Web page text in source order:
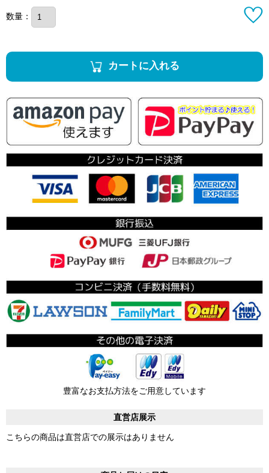
数量：
カートに入れる
豊富なお支払方法をご用意しています
直営店展示
こちらの商品は直営店での展示はありません